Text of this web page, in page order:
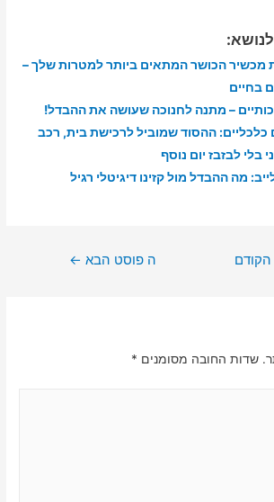
מכשיר הכושר המתאים ביותר למטרות שלך –
בחיים
– מתנה לחנוכה שעושה את ההבדל!
ההסוד שמוביל לרכישת בית, רכב
בלי לבזבז יום נוסף
מה ההבדל מול קזינו דיגיטלי רגיל
ה פוסט הבא ←
שדות החובה מסומנים *